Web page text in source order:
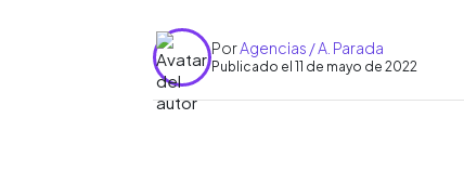
PorAgencias / A. Parada
Publicado el 11 de mayo de 2022